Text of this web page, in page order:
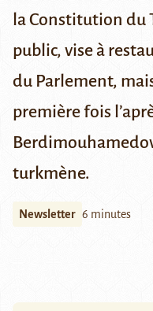
la Constitution du
public, vise à
du Parlement,
première fois
turkmène.
Newsletter 6 minutes